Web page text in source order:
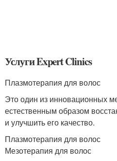
Услуги Expert Clinics
Плазмотерапия для волос
Это один из инновационных
естественным образом
и улучшить его качество.
Плазмотерапия для волос
Мезотерапия для волос